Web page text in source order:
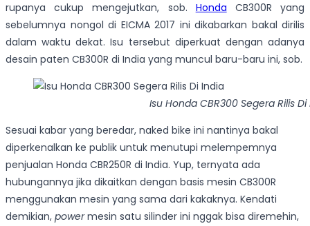
rupanya cukup mengejutkan, sob. Honda CB300R yang
sebelumnya nongol di EICMA 2017 ini dikabarkan bakal dirilis
dalam waktu dekat. Isu tersebut diperkuat dengan adanya
desain paten CB300R di India yang muncul baru-baru ini, sob.
Isu Honda CBR300 Segera Rilis Di
Sesuai kabar yang beredar, naked bike ini nantinya bakal
diperkenalkan ke publik untuk menutupi melempemnya
penjualan Honda CBR250R di India. Yup, ternyata ada
hubungannya jika dikaitkan dengan basis mesin CB300R
menggunakan mesin yang sama dari kakaknya. Kendati
demikian, powermesin satu silinder ini nggak bisa diremehin,